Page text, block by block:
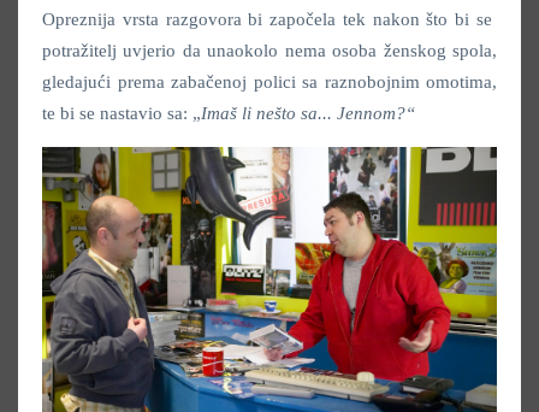
Opreznija vrsta razgovora bi započela tek nakon što bi se
potražitelj uvjerio da unaokolo nema osoba ženskog spola,
gledajući prema zabačenoj polici sa raznobojnim omotima,
te bi se nastavio sa: „Imaš li nešto sa... Jennom?“